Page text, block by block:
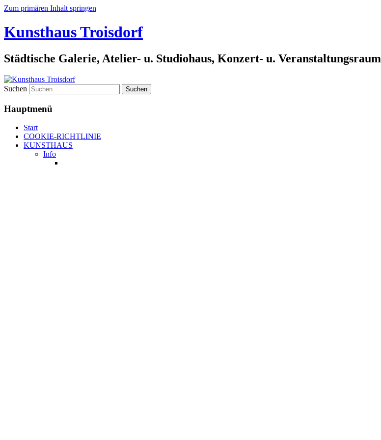
Zum primären Inhalt springen
Kunsthaus Troisdorf
Städtische Galerie, Atelier- u. Studiohaus, Konzert- u. Veranstaltungsraum
Suchen
Hauptmenü
Start
COOKIE-RICHTLINIE
KUNSTHAUS
Info